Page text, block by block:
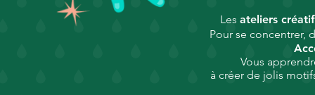
Les ateliers
Pour se concentrer,
Vous
à créerde jolis